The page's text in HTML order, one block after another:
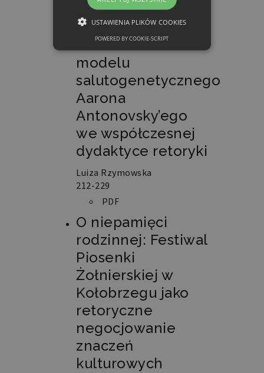
oratorskiej.
Innowacyjne
zastosowanie
modelu
salutogenetycznego
Aarona
Antonovsky’ego
we współczesnej
dydaktyce retoryki
Luiza Rzymowska
212-229
PDF
O niepamięci
rodzinnej: Festiwal
Piosenki
Żołnierskiej w
Kołobrzegu jako
retoryczne
negocjowanie
znaczeń
kulturowych
USTAWIENIA PLIKÓW COOKIES
FUNKCJONALNE
Niezbędne Funkcjonalne
Niezbędne pliki cookie umożliwiają
korzystanie z podstawowych funkcji
logowanie użytkownika i zarządzanie
kontem. Bez niezbędnych plików cookie
nie można prawidłowo korzystać ze
strony internetowej.
Nazwa Domena Okres
przechowywania
PHPSESSIDretoryka.edu.pl
przez
aplikacje
oparte
na
to
POWERED BY COOKIE-SCRIPT